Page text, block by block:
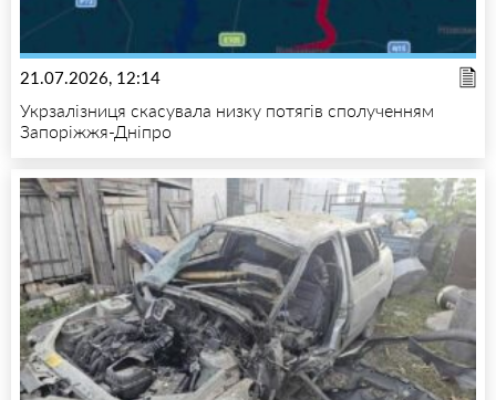
21.07.2026, 12:14
Укрзалізниця скасувала низку потягів сполученням
Запоріжжя-Дніпро